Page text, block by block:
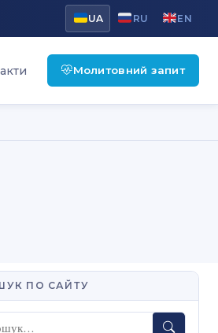
UA RU EN
Молитовний запит
ПО САЙТУ